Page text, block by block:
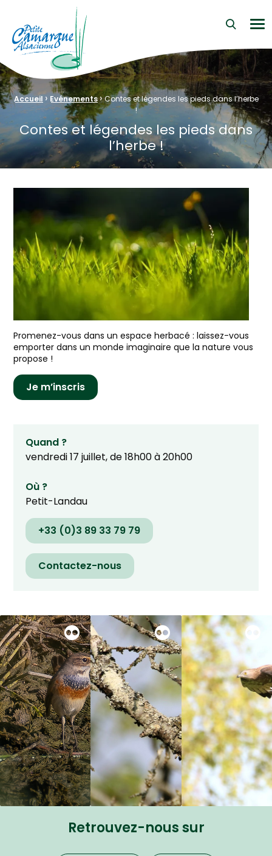
La Petite Camargue Alsacienne Réserve Naturelle au
Fil d'Ariane :
Accueil › Evénements›Contes et légendes les pieds dans l’herbe
!
Contes et légendes les pieds dans
l’herbe !
Promenez-vous dans un espace herbacé : laissez-vous
emporter dans un monde imaginaire que la nature vous
propose !
Je m’inscris
Quand ?
vendredi 17 juillet, de 18h00 à 20h00
Où ?
Petit-Landau
+33 (0)3 89 33 79 79
Contactez-nous
Retrouvez-nous sur